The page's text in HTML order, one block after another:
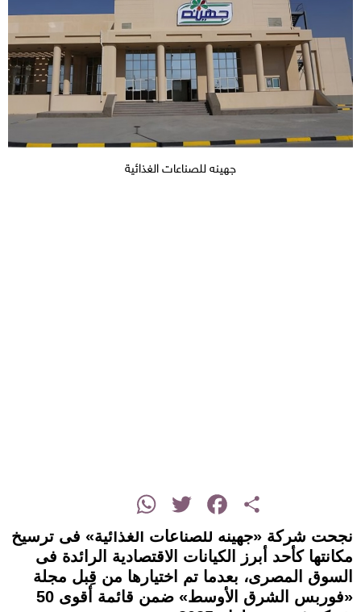
جهينه للصناعات الغذائية
Share
Facebook
Twitter
WhatsApp
نجحت شركة «جهينه للصناعات الغذائية» فى ترسيخ
مكانتها كأحد أبرز الكيانات الاقتصادية الرائدة فى
السوق المصرى، بعدما تم اختيارها من قِبل مجلة
«فوربس الشرق الأوسط» ضمن قائمة أقوى 50